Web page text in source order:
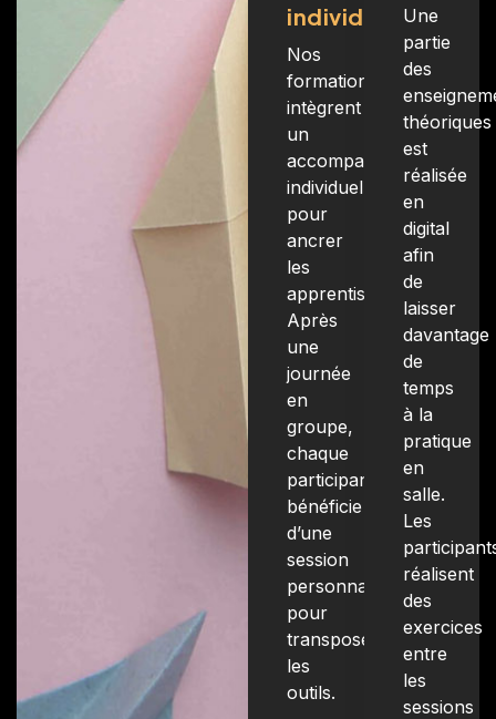
individuel
Nos
formations
intègrent
un
accompagnement
individuel
pour
ancrer
les
apprentissages.
Après
une
journée
en
groupe,
chaque
participant
bénéficie
d’une
session
personnalisée
pour
transposer
les
outils.
Une
partie
des
théoriques
est
réalisée
en
digital
afin
de
laisser
davantage
de
temps
à la
pratique
en
salle.
Les
réalisent
des
exercices
entre
les
sessions